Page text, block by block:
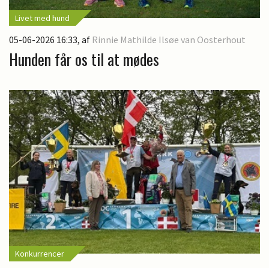
Livet med hund
05-06-2026 16:33, af Rinnie Mathilde Ilsøe van Oosterhout
Hunden får os til at mødes
Konkurrencer